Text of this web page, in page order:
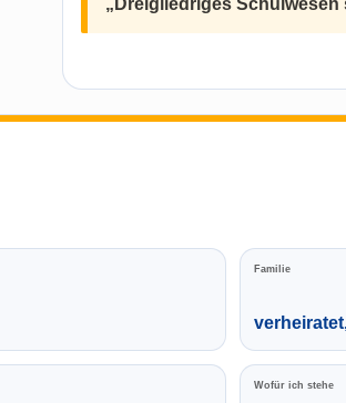
„Dreigliedriges
Familie
Wofür ich stehe